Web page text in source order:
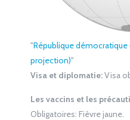
"République
projection)"
Visa et diplomatie:Visa
Les vaccins et les
Obligatoires: Fièvre jaune.